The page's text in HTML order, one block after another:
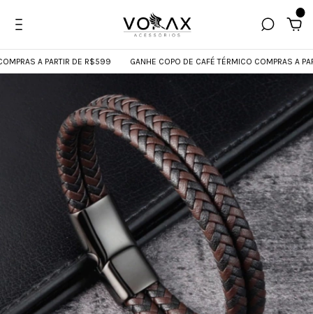
A PARTIR DE R$599 GANHE COPO DE CAFÉ TÉRMICO COMPRAS A